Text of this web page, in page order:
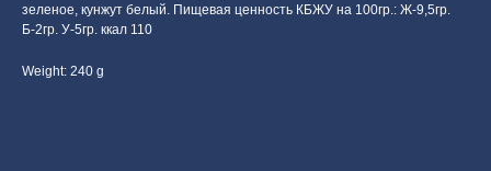
зеленое, кунжут белый. Пищевая ценность КБЖУ на 100гр.: Ж-9,5гр.
Б-2гр. У-5гр. ккал 110
Weight: 240 g